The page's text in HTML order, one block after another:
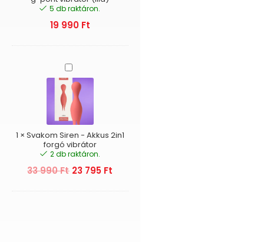
(lila)
5 db raktáron.
19 990 Ft
Svakom
Siren
-
Akkus
2in1
forgó
vibrátor
1 × Svakom Siren - Akkus 2in1
forgó vibrátor
2 db raktáron.
33 990Ft 23 795 Ft